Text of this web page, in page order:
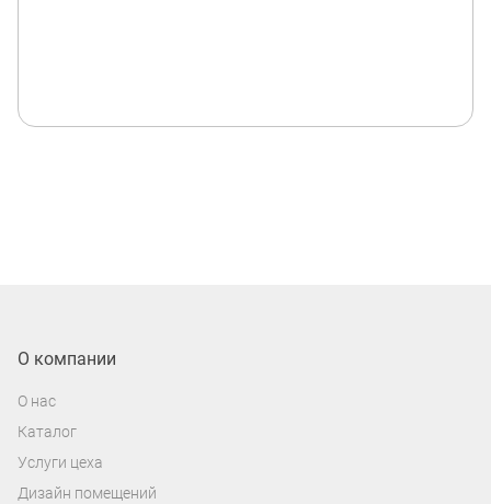
О компании
О нас
Каталог
Услуги цеха
Дизайн помещений